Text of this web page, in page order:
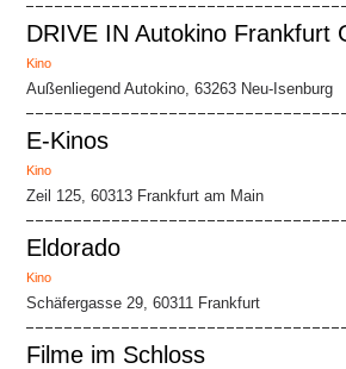
DRIVE IN Autokino Frankfurt
Kino
Außenliegend Autokino, 63263 Neu-Isenburg
E-Kinos
Kino
Zeil 125, 60313 Frankfurt am Main
Eldorado
Kino
Schäfergasse 29, 60311 Frankfurt
Filme im Schloss